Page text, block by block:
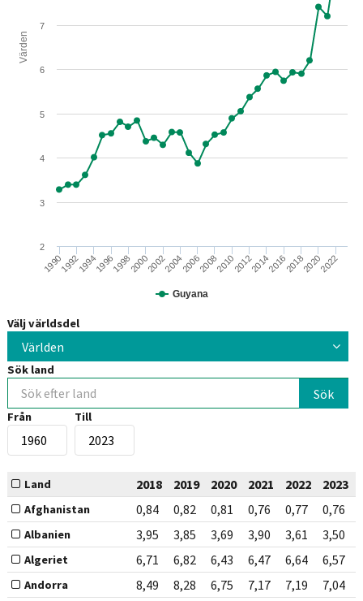
Värden
Guyana
19901992199419961998200020022004200620082010201220142016201820202022
2
3
4
5
6
7
Välj världsdel
Världen
Sök land
Från Till
Land 2018 2019 2020 2021 2022 2023
Afghanistan 0,84 0,82 0,81 0,76 0,77 0,76
Albanien 3,95 3,85 3,69 3,90 3,61 3,50
Algeriet 6,71 6,82 6,43 6,47 6,64 6,57
Andorra 8,49 8,28 6,75 7,17 7,19 7,04